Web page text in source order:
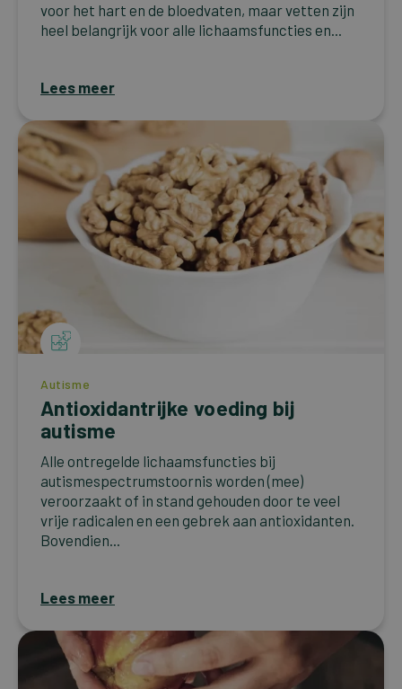
voor het hart en de bloedvaten, maar vetten zijn
heel belangrijk voor alle lichaamsfuncties en...
Lees meer
Autisme
Antioxidantrijke voeding bij
autisme
Alle ontregelde lichaamsfuncties bij
autismespectrumstoornis worden (mee)
veroorzaakt of in stand gehouden door te veel
vrije radicalen en een gebrek aan antioxidanten.
Bovendien...
Lees meer